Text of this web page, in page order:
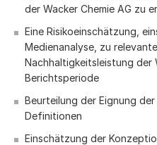
der Wacker Chemie AG zu
Eine Risikoeinschätzung,
Medienanalyse, zu
Nachhaltigkeitsleistung der
Berichtsperiode
Beurteilung der Eignung
Definitionen
Einschätzung der